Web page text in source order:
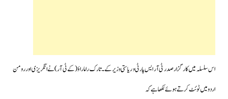
اس سلسلہ میں کارگزار صدر ٹی آر ایس پارٹی و ریاستی وزیر کے۔تارک راماراؤ(کے ٹی آر) نے انگریزی اور رومن
اردو میں ٹوئٹ کرتے ہوئےلکھا ہے کہ